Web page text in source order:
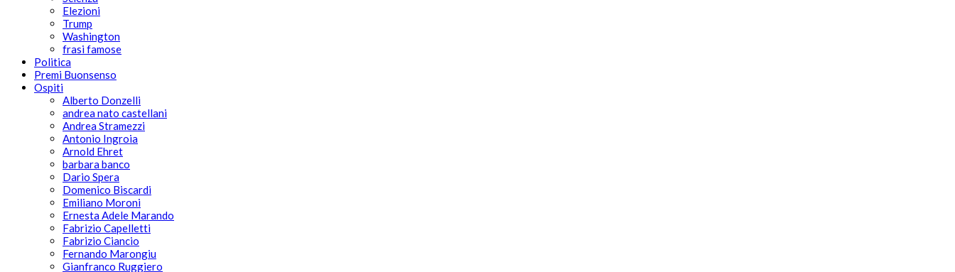
Elezioni
Trump
Washington
frasi famose
Politica
Premi Buonsenso
Ospiti
Alberto Donzelli
andrea nato castellani
Andrea Stramezzi
Antonio Ingroia
Arnold Ehret
barbara banco
Dario Spera
Domenico Biscardi
Emiliano Moroni
Ernesta Adele Marando
Fabrizio Capelletti
Fabrizio Ciancio
Fernando Marongiu
Gianfranco Ruggiero